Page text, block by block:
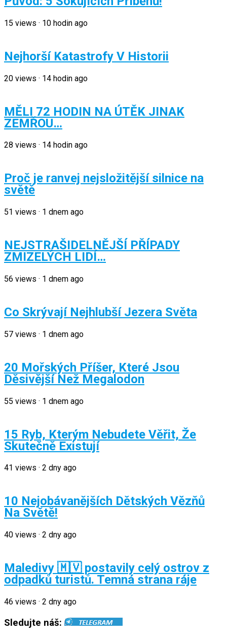
15 views · 10 hodin ago
Nejhorší Katastrofy V Historii
20 views · 14 hodin ago
MĚLI 72 HODIN NA ÚTĚK JINAK
ZEMŘOU…
28 views · 14 hodin ago
Proč je ranvej nejsložitější silnice na
světě
51 views · 1 dnem ago
NEJSTRAŠIDELNĚJŠÍ PŘÍPADY
ZMIZELÝCH LIDÍ…
56 views · 1 dnem ago
Co Skrývají Nejhlubší Jezera Světa
57 views · 1 dnem ago
20 Mořských Příšer, Které Jsou
Děsivější Než Megalodon
55 views · 1 dnem ago
15 Ryb, Kterým Nebudete Věřit, Že
Skutečně Existují
41 views · 2 dny ago
10 Nejobávanějších Dětských Vězňů
Na Světě!
40 views · 2 dny ago
Maledivy 🇲🇻 postavily celý ostrov z
odpadků turistů. Temná strana ráje
46 views · 2 dny ago
Sledujte náš: